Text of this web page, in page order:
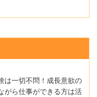
は一切不問！成長意欲の
がら仕事ができる方は活